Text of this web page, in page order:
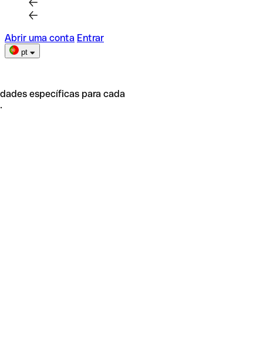
Abrir uma conta Entrar
pt
específicas para cada